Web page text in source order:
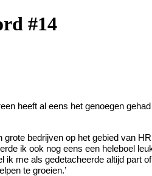
#14
heeft al eens het genoegen
grote bedrijven op het gebied van
ik ook nog eens een heleboel
ik me als gedetacheerde altijd
te groeien.’